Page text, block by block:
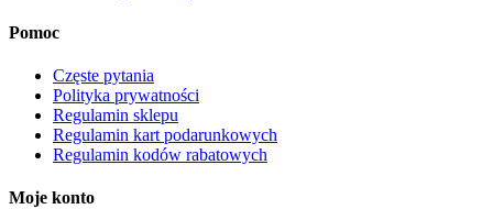
Pomoc
Częste pytania
Polityka prywatności
Regulamin sklepu
Regulamin kart podarunkowych
Regulamin kodów rabatowych
Moje konto